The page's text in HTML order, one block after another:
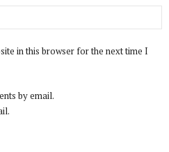
in this browser for the next time I
by email.